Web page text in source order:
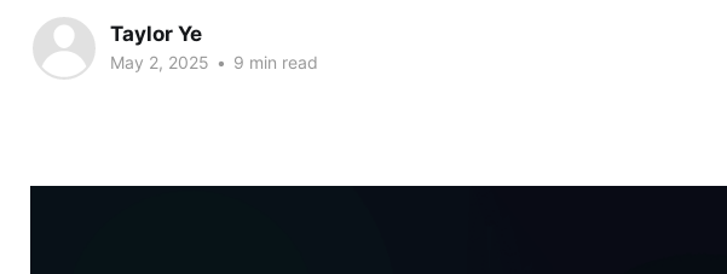
Taylor Ye
May 2, 2025 • 9 min read